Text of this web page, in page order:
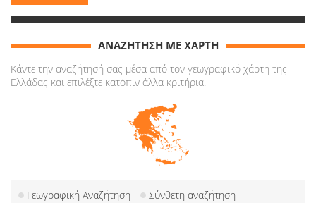
ΑΝΑΖΗΤΗΣΗ ΜΕ ΧΑΡΤΗ
Κάντε την αναζήτησή σας μέσα από τον γεωγραφικό χάρτη της
Ελλάδας και επιλέξτε κατόπιν άλλα κριτήρια.
Γεωγραφική Αναζήτηση
Σύνθετη αναζήτηση